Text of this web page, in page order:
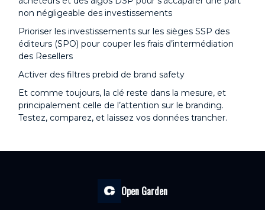
non négligeable des investissements
Prioriser les investissements sur les sièges SSP des
éditeurs (SPO) pour couper les frais d’intermédiation
des Resellers
Activer des filtres prebid de brand safety
Et comme toujours, la clé reste dans la mesure, et
principalement celle de l’attention sur le branding.
Testez, comparez, et laissez vos données trancher.
Open Garden